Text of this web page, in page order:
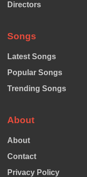
Directors
Songs
Latest Songs
Popular Songs
Trending Songs
About
About
Contact
Privacy Policy